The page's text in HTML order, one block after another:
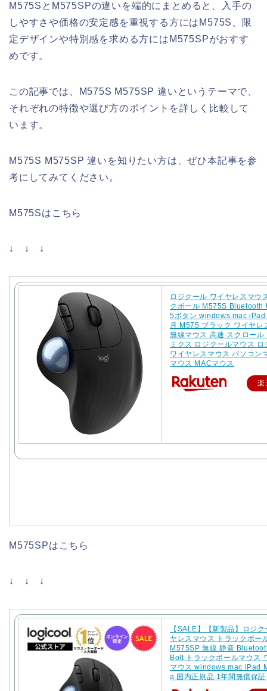
M575SとM575SPの違いを端的にまとめると、入手の
しやすさや価格の安定感を重視する方にはM575S、限
定デザインや特別感を求める方にはM575SPがおすす
めです。
この記事では、M575S M575SP 違いというテーマで、
それぞれの特徴や選び方のポイントを詳しく比較して
います。
M575S M575SP 違いを知りたい方は、ぜひ本記事を参
考にしてみてください。
M575Sはこちら
↓ ↓ ↓
ロジクール ワイヤレスマウ
クボール M575S Bluetooth
5ボタン windows mac iPad
月 M575 ブラック ワイヤレ
無線マウス 高速 スクロール
ミクス ロジクールマウス ロ
ワイヤレスマウス パソコン
マウス MACマウス
楽
M575SPはこちら
↓ ↓ ↓
【SALE】【新製品】ロジ
ヤレスマウス トラックボー
M575SP 無線 静音
Bolt トラックボールマウス
マウス windows mac iPad
a 国内正規品 1年間無償保証